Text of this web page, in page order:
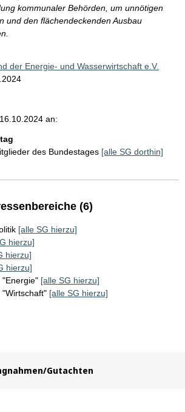
kommunaler Behörden, um unnötigen
und den flächendeckenden Ausbau
der Energie- und Wasserwirtschaft e.V.
an:
des Bundestages [alle SG dorthin]
(6)
[alle SG hierzu]
hierzu]
hierzu]
hierzu]
"Energie" [alle SG hierzu]
[alle SG hierzu]
Gutachten